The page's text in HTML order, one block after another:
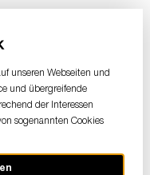
unseren Webseiten und
und übergreifende
der Interessen
sogenannten Cookies